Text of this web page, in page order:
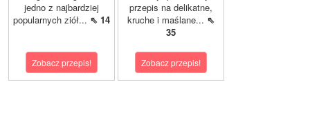
jedno z najbardziej
popularnych ziół... ⇖ 14
Zobacz przepis!
przepis na delikatne,
kruche i maślane... ⇖
35
Zobacz przepis!